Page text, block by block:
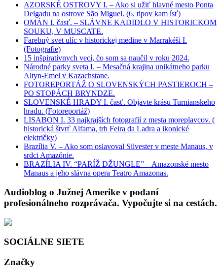
AZORSKÉ OSTROVY I. – Ako si užiť hlavné mesto Ponta
Delgadu na ostrove São Miguel. (6. tipov kam ísť)
OMÁN I. časť. – SLÁVNE KADIDLO V HISTORICKOM
SOUKU, V MUSCATE.
Farebný svet ulíc v historickej medine v Marrakéši I.
(Fotografie)
15 inšpiratívnych vecí, čo som sa naučil v roku 2024.
Národné parky sveta I. – Mesačná krajina unikátneho parku
Altyn-Emel v Kazachstane.
FOTOREPORTÁŽ O SLOVENSKÝCH PASTIEROCH –
PO STOPÁCH BRYNDZE.
SLOVENSKÉ HRADY I. časť. Objavte krásu Turnianskeho
hradu. (Fotoreportáž)
LISABON I. 33 najkrajších fotografií z mesta moreplavcov. (
historická štvrť Alfama, trh Feira da Ladra a ikonické
električky)
Brazília V. – Ako som oslavoval Silvester v meste Manaus, v
srdci Amazónie.
BRAZÍLIA IV. “PARÍŽ DŽUNGLE” – Amazonské mesto
Manaus a jeho slávna opera Teatro Amazonas.
Audioblog o Južnej Amerike v podaní
profesionálneho rozprávača. Vypočujte si na cestách.
SOCIÁLNE SIETE
Značky